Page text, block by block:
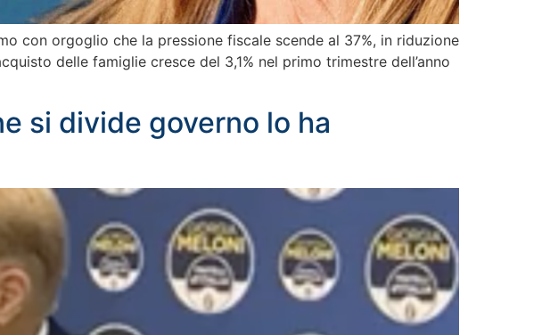
con orgoglio che la pressione fiscale scende al 37%, in riduzione
delle famiglie cresce del 3,1% nel primo trimestre dell’anno
si divide governo lo ha